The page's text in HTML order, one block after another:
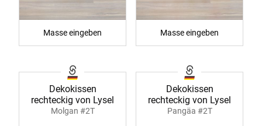
Masse eingeben Masse eingeben
Dekokissen
rechteckig von Lysel
Molgan #2T
Dekokissen
rechteckig von Lysel
Pangäa #2T